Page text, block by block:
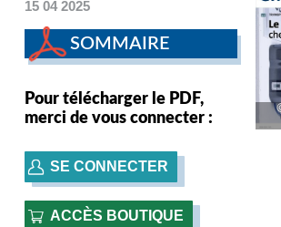
15 04 2025
SOMMAIRE
Pour télécharger le PDF,
merci de vous connecter :
SE CONNECTER
ACCÈS BOUTIQUE